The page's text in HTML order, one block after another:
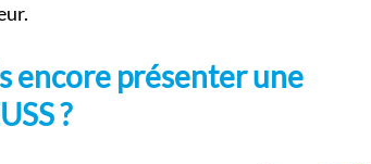
encore présenter une
?